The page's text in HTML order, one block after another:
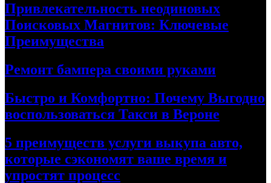
Привлекательность неодиновых
Поисковых Магнитов: Ключевые
Преимущества
Ремонт бампера своими руками
Быстро и Комфортно: Почему Выгодно
воспользоваться Такси в Вероне
5 преимуществ услуги выкупа авто,
которые сэкономят ваше время и
упростят процесс